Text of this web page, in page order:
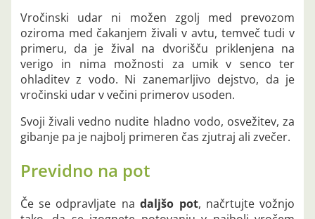
Vročinski udar ni možen zgolj med prevozom
oziroma med čakanjem živali v avtu, temveč tudi v
primeru, da je žival na dvorišču priklenjena na
verigo in nima možnosti za umik v senco ter
ohladitev z vodo. Ni zanemarljivo dejstvo, da je
vročinski udar v večini primerov usoden.
Svoji živali vedno nudite hladno vodo, osvežitev, za
gibanje pa je najbolj primeren čas zjutraj ali zvečer.
Previdno na pot
Če se odpravljate nadaljšo pot, načrtujte vožnjo